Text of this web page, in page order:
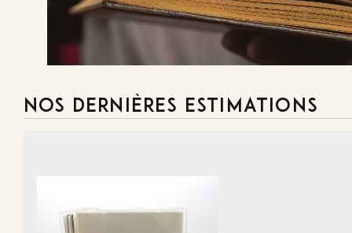
NOS DERNIÈRES ESTIMATIONS